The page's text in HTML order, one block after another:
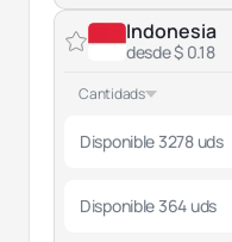
Indonesia
desde $ 0.18
Cantidads
Disponible 3278 uds
Disponible 364 uds